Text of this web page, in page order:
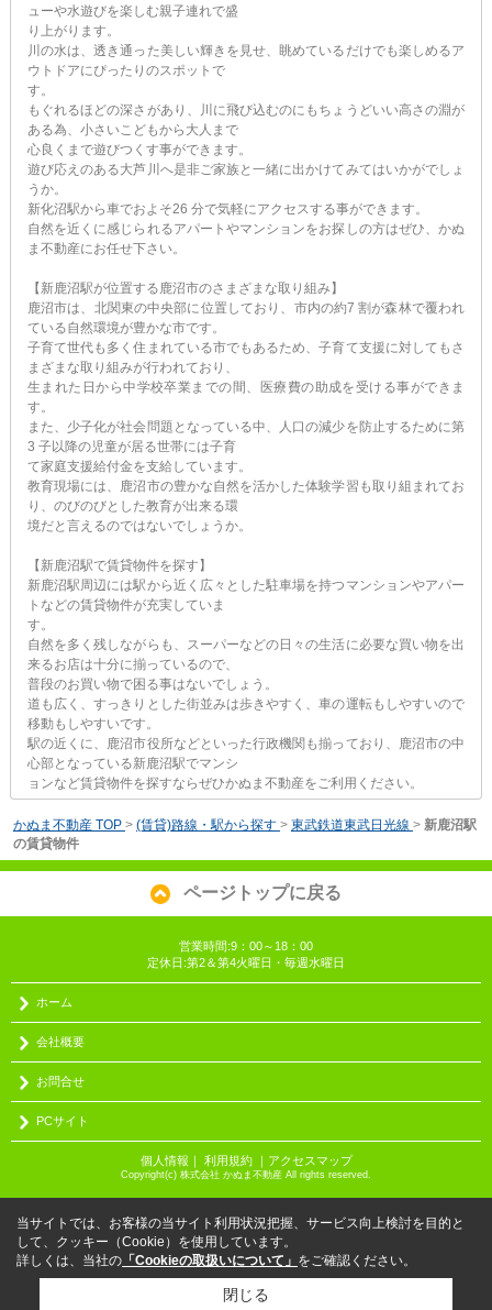
ューや水遊びを楽しむ親子連れで盛
り上がります。
川の水は、透き通った美しい輝きを見せ、眺めているだけでも楽しめるア
ウトドアにぴったりのスポットで
す。
もぐれるほどの深さがあり、川に飛び込むのにもちょうどいい高さの淵が
ある為、小さいこどもから大人まで
心良くまで遊びつくす事ができます。
遊び応えのある大芦川へ是非ご家族と一緒に出かけてみてはいかがでしょ
うか。
新化沼駅から車でおよそ26 分で気軽にアクセスする事ができます。
自然を近くに感じられるアパートやマンションをお探しの方はぜひ、かぬ
ま不動産にお任せ下さい。
【新鹿沼駅が位置する鹿沼市のさまざまな取り組み】
鹿沼市は、北関東の中央部に位置しており、市内の約7 割が森林で覆われ
ている自然環境が豊かな市です。
子育て世代も多く住まれている市でもあるため、子育て支援に対してもさ
まざまな取り組みが行われており、
生まれた日から中学校卒業までの間、医療費の助成を受ける事ができま
す。
また、少子化が社会問題となっている中、人口の減少を防止するために第
3 子以降の児童が居る世帯には子育
て家庭支援給付金を支給しています。
教育現場には、鹿沼市の豊かな自然を活かした体験学習も取り組まれてお
り、のびのびとした教育が出来る環
境だと言えるのではないでしょうか。
【新鹿沼駅で賃貸物件を探す】
新鹿沼駅周辺には駅から近く広々とした駐車場を持つマンションやアパー
トなどの賃貸物件が充実していま
す。
自然を多く残しながらも、スーパーなどの日々の生活に必要な買い物を出
来るお店は十分に揃っているので、
普段のお買い物で困る事はないでしょう。
道も広く、すっきりとした街並みは歩きやすく、車の運転もしやすいので
移動もしやすいです。
駅の近くに、鹿沼市役所などといった行政機関も揃っており、鹿沼市の中
心部となっている新鹿沼駅でマンシ
ョンなど賃貸物件を探すならぜひかぬま不動産をご利用ください。
かぬま不動産 TOP > (賃貸)路線・駅から探す > 東武鉄道東武日光線 > 新鹿沼駅
の賃貸物件
ページトップに戻る
営業時間:9：00～18：00
定休日:第2＆第4火曜日・毎週水曜日
ホーム
会社概要
お問合せ
PCサイト
個人情報 ｜ 利用規約｜ アクセスマップ
Copyright(c) 株式会社 かぬま不動産 All rights reserved.
当サイトでは、お客様の当サイト利用状況把握、サービス向上検討を目的と
して、クッキー（Cookie）を使用しています。
詳しくは、当社の 「Cookieの取扱いについて」 をご確認ください。
閉じる